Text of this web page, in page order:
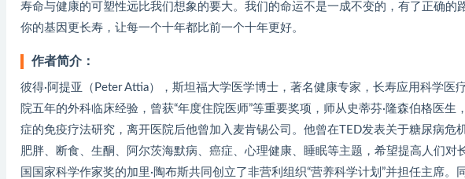
寿命与健康的可塑性远比我们想象的要大。我们的命运不是一成不变的，有了正确
你的基因更长寿，让每一个十年都比前一个十年更好。
作者简介：
彼得·阿提亚（Peter Attia），斯坦福大学医学博士，著名健康专家，长寿应用科学
院五年的外科临床经验，曾获“年度住院医师”等重要奖项，师从史蒂芬·隆森伯格医
症的免疫疗法研究，离开医院后他曾加入麦肯锡公司。他曾在TED发表关于糖尿病
肥胖、断食、生酮、阿尔茨海默病、癌症、心理健康、睡眠等主题，希望提高人们
国国家科学作家奖的加里·陶布斯共同创立了非营利组织“营养科学计划”并担任主席